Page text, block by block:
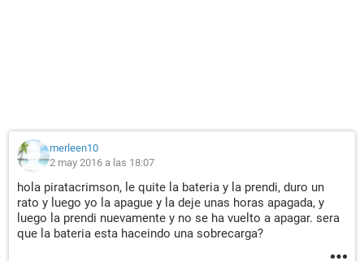
merleen10
2 may 2016 a las 18:07
hola piratacrimson, le quite la bateria y la prendi, duro un
rato y luego yo la apague y la deje unas horas apagada, y
luego la prendi nuevamente y no se ha vuelto a apagar. sera
que la bateria esta haceindo una sobrecarga?